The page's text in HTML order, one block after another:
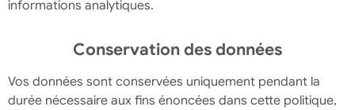
informations analytiques.
Conservation des données
Vos données sont conservées uniquement pendant la
durée nécessaire aux fins énoncées dans cette politique,